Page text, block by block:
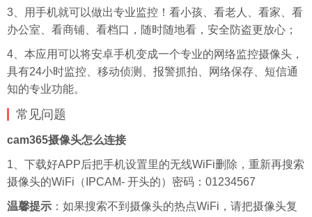
3、用手机就可以做出专业监控！看小孩、看老人、看家、看
办公室、看商铺、看档口，随时随地看，安全防盗更放心；
4、本应用可以将安卓手机变成一个专业的网络监控摄像头，
具有24小时监控、移动侦测、报警抓拍、网络保存、短信通
知的专业功能。
常见问题
cam365摄像头怎么连接
1、下载好APP后把手机设置里的无线WiFi删除，重新再搜索
摄像头的WiFi（IPCAM- 开头的）密码：01234567
温馨提示 ：如果搜索不到摄像头的热点WiFi，请把摄像头复